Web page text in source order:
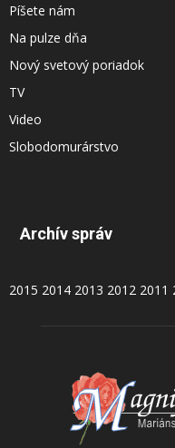
Píšete nám
Na pulze dňa
Nový svetový poriadok
TV
Video
Slobodomurárstvo
Archív správ
2015 2014 2013 2012 2011